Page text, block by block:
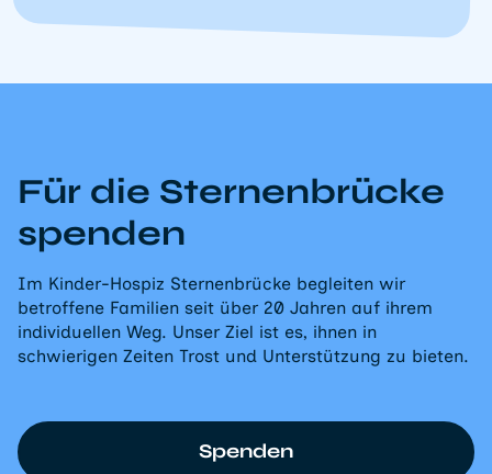
Für die Sternenbrücke
spenden
Im Kinder-Hospiz Sternenbrücke begleiten wir
betroffene Familien seit über 20 Jahren auf ihrem
individuellen Weg. Unser Ziel ist es, ihnen in
schwierigen Zeiten Trost und Unterstützung zu bieten.
Spenden